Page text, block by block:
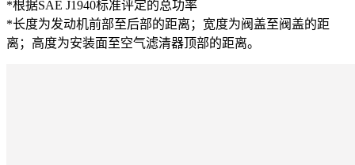
*根据SAE J1940标准评定的总功率
*长度为发动机前部至后部的距离；宽度为阀盖至阀盖的距
离；高度为安装面至空气滤清器顶部的距离。